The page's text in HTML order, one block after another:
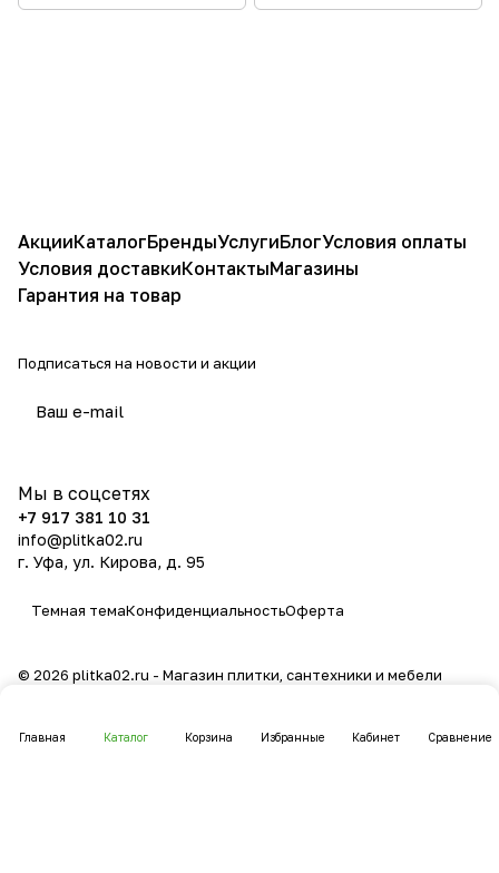
Главная Каталог Корзина Избранные Кабинет Сравнение
АкцииКаталогБрендыУслугиБлогУсловия оплаты
Условия доставкиКонтактыМагазины
Гарантия на товар
Подписаться на новости и акции
Мы в соцсетях
+7 917 381 10 31
info@plitka02.ru
г. Уфа, ул. Кирова, д. 95
Темная темаКонфиденциальностьОферта
© 2026 plitka02.ru - Магазин плитки, сантехники и мебели